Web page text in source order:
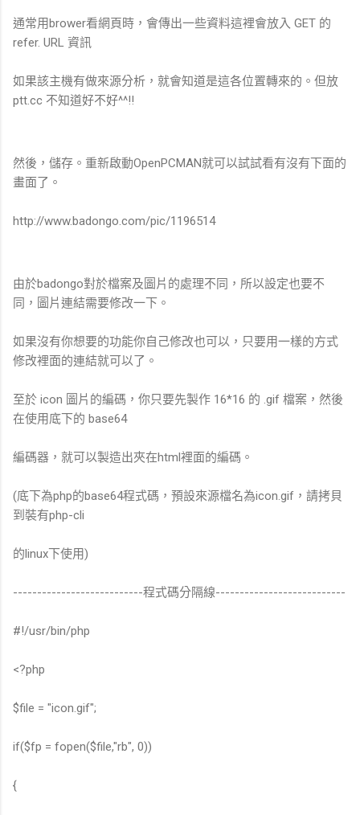
通常用brower看網頁時，會傳出一些資料這裡會放入 GET 的
refer. URL 資訊
如果該主機有做來源分析，就會知道是這各位置轉來的。但放
ptt.cc 不知道好不好^^!!
然後，儲存。重新啟動OpenPCMAN就可以試試看有沒有下面的
畫面了。
http://www.badongo.com/pic/1196514
由於badongo對於檔案及圖片的處理不同，所以設定也要不
同，圖片連結需要修改一下。
如果沒有你想要的功能你自己修改也可以，只要用一樣的方式
修改裡面的連結就可以了。
至於 icon 圖片的編碼，你只要先製作 16*16 的 .gif 檔案，然後
在使用底下的 base64
編碼器，就可以製造出夾在html裡面的編碼。
(底下為php的base64程式碼，預設來源檔名為icon.gif，請拷貝
到裝有php-cli
的linux下使用)
---------------------------程式碼分隔線---------------------------
#!/usr/bin/php
<?php
$file = "icon.gif";
if($fp = fopen($file,"rb", 0))
{